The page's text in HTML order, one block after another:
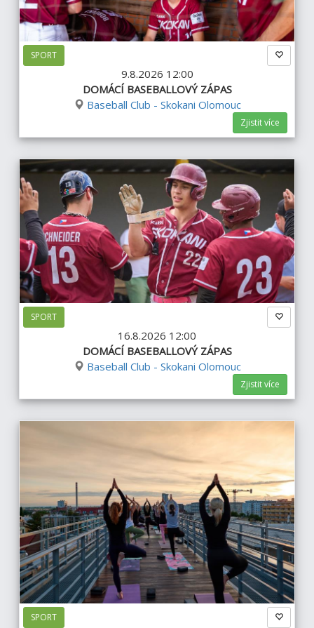
SPORT
9.8.2026 12:00
DOMÁCÍ BASEBALLOVÝ ZÁPAS
Baseball Club - Skokani Olomouc
Zjistit více
SPORT
16.8.2026 12:00
DOMÁCÍ BASEBALLOVÝ ZÁPAS
Baseball Club - Skokani Olomouc
Zjistit více
SPORT